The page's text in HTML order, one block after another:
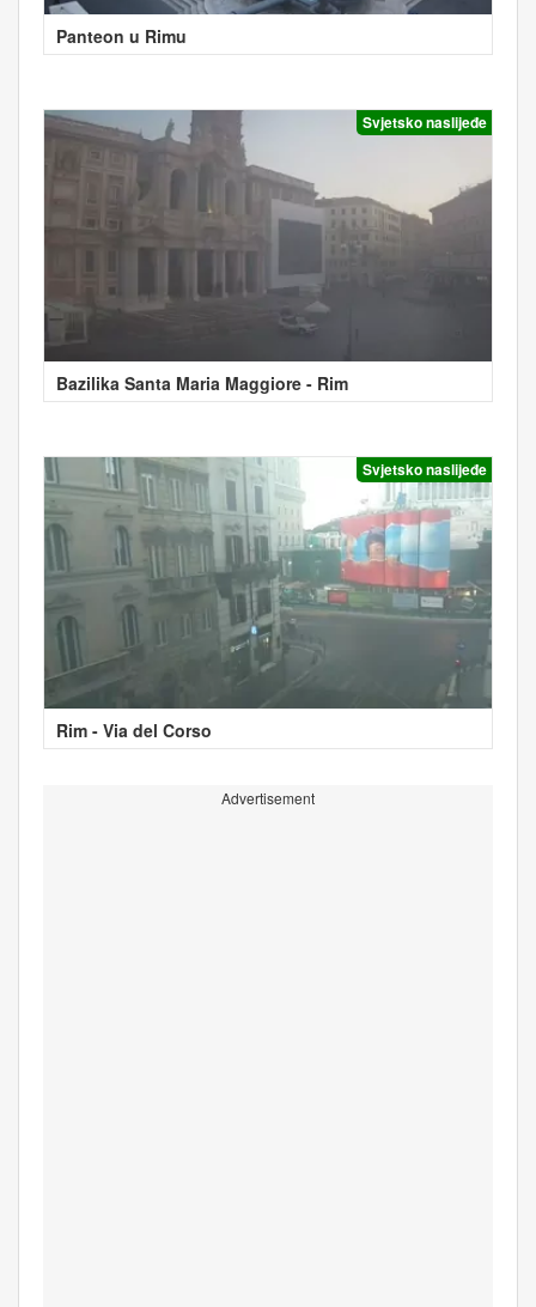
Panteon u Rimu
Svjetsko naslijeđe
Bazilika Santa Maria Maggiore - Rim
Svjetsko naslijeđe
Rim - Via del Corso
Advertisement